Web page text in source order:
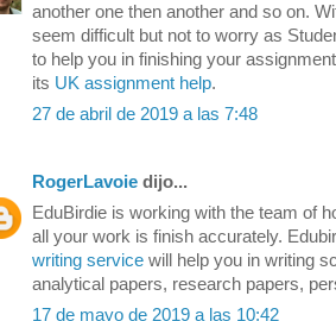
another one then another and so on.
seem difficult but not to worry as
to help you in finishing your
its UK assignment help.
27 de abril de 2019 a las 7:48
RogerLavoie dijo...
EduBirdie is working with the team of
all your work is finish accurately.
writing service will help you in writing
analytical papers, research papers,
17 de mayo de 2019 a las 10:42